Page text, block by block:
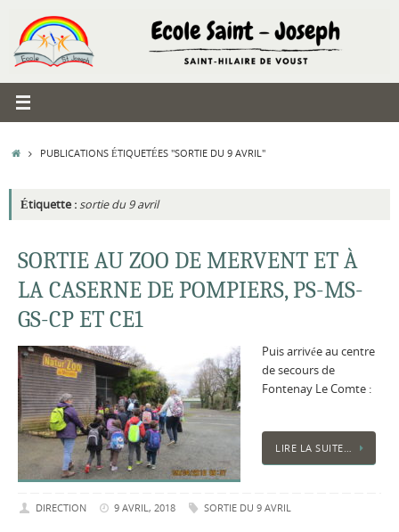
contenu
ACCUEIL
PUBLICATIONS ÉTIQUETÉES "SORTIE DU 9 AVRIL"
Étiquette :sortie du 9 avril
SORTIE AU ZOO DE MERVENT ET À
LA CASERNE DE POMPIERS, PS-MS-
GS-CP ET CE1
Puis arrivée au centre
de secours de
Fontenay Le Comte :
LIRE LA SUITE…
DIRECTION 9 AVRIL, 2018 SORTIE DU 9 AVRIL